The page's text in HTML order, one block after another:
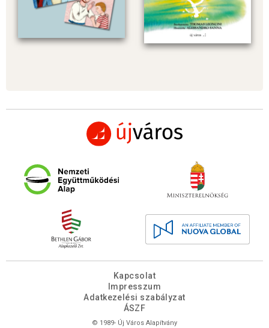
Kapcsolat
Impresszum
Adatkezelési szabályzat
ÁSZF
© 1989- Új Város Alapítvány